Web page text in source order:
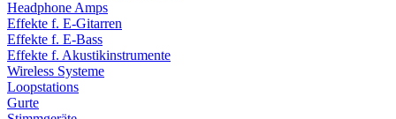
Headphone Amps
Effekte f. E-Gitarren
Effekte f. E-Bass
Effekte f. Akustikinstrumente
Wireless Systeme
Loopstations
Gurte